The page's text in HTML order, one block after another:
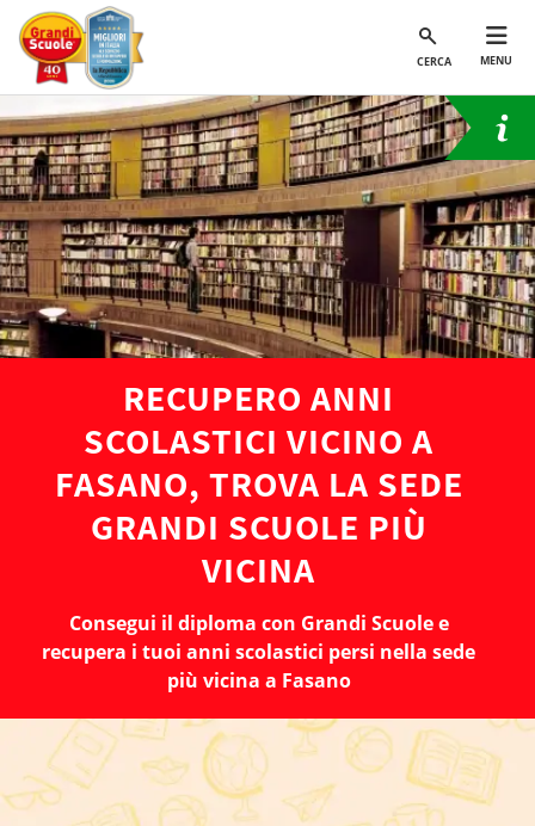
CERCA MENU
RECUPERO ANNI
SCOLASTICI VICINO A
FASANO, TROVA LA SEDE
GRANDI SCUOLE PIÙ
VICINA
Consegui il diploma con Grandi Scuole e
recupera i tuoi anni scolastici persi nella sede
più vicina a Fasano